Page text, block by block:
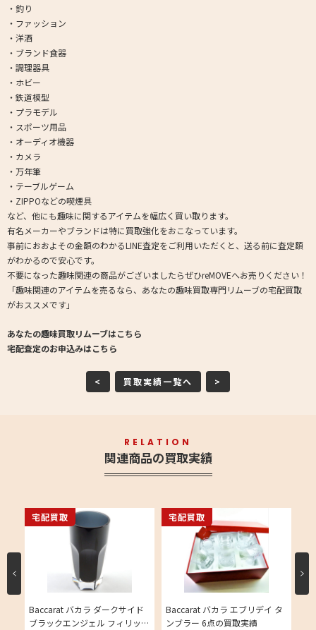
・釣り
・ファッション
・洋酒
・ブランド食器
・調理器具
・ホビー
・鉄道模型
・プラモデル
・スポーツ用品
・オーディオ機器
・カメラ
・万年筆
・テーブルゲーム
・ZIPPOなどの喫煙具
など、他にも趣味に関するアイテムを幅広く買い取ります。
有名メーカーやブランドは特に買取強化をおこなっています。
事前におおよその金額のわかるLINE査定をご利用いただくと、送る前に査定額
がわかるので安心です。
不要になった趣味関連の商品がございましたらぜひreMOVEへお売りください！
「趣味関連のアイテムを売るなら、あなたの趣味買取専門リムーブの宅配買取
がおススメです」
あなたの趣味買取リムーブはこちら
宅配査定のお申込みはこちら
< 買取実績一覧へ >
RELATION
関連商品の買取実績
Baccarat バカラ ダークサイド
ブラックエンジェル フィリッ
宅配買取
Baccarat バカラ エブリデイ タ
ンブラー 6点の買取実績
宅配買取